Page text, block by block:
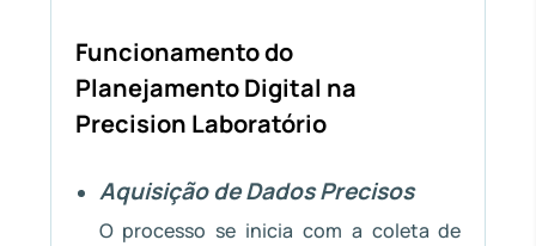
Funcionamento do
Planejamento Digital na
Precision Laboratório
Aquisição de Dados Precisos
O processo se inicia com a coleta de